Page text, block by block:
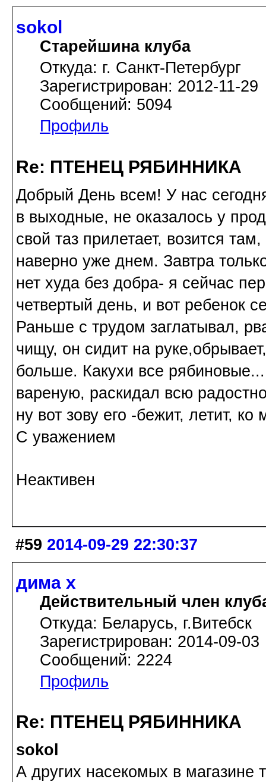
sokol
Старейшина клуба
Откуда: г. Санкт-Петербург
Зарегистрирован: 2012-11-29
Сообщений: 5094
Профиль
Re: ПТЕНЕЦ РЯБИННИКА
Добрый День всем! У нас
в выходные, не оказалось у
свой таз прилетает, возится
наверно уже днем. Завтра
нет худа без добра- я сейчас
четвертый день, и вот ребенок
Раньше с трудом заглатывал,
чищу, он сидит на
больше. Какухи все
вареную, раскидал всю
ну вот зову его -бежит, летит,
С уважением
Неактивен
#59 2014-09-29 22:30:37
дима х
Действительный член
Откуда: Беларусь, г.Витебск
Зарегистрирован: 2014-09-03
Сообщений: 2224
Профиль
Re: ПТЕНЕЦ РЯБИННИКА
sokol
А других насекомых в